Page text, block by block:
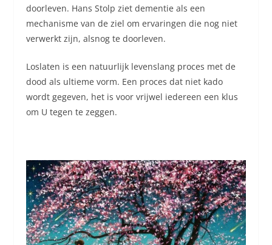
doorleven. Hans Stolp ziet dementie als een
mechanisme van de ziel om ervaringen die nog niet
verwerkt zijn, alsnog te doorleven.
Loslaten is een natuurlijk levenslang proces met de
dood als ultieme vorm. Een proces dat niet kado
wordt gegeven, het is voor vrijwel iedereen een klus
om U tegen te zeggen.